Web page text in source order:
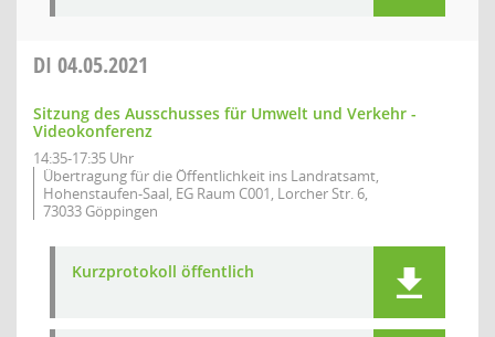
DI 04.05.2021
Sitzung des Ausschusses für Umwelt und Verkehr -
Videokonferenz
14:35-17:35 Uhr
Übertragung für die Öffentlichkeit ins Landratsamt,
Hohenstaufen-Saal, EG Raum C001, Lorcher Str. 6,
73033 Göppingen
Kurzprotokoll öffentlich